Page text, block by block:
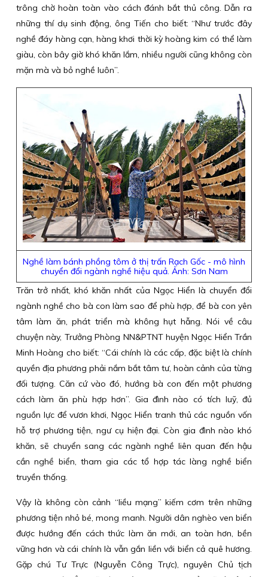
trông chờ hoàn toàn vào cách đánh bắt thủ công. Dẫn ra
những thí dụ sinh động, ông Tiến cho biết: “Như trước đây
nghề đáy hàng cạn, hàng khơi thời kỳ hoàng kim có thể làm
giàu, còn bây giờ khó khăn lắm, nhiều người cũng không còn
mặn mà và bỏ nghề luôn”.
Nghề làm bánh phồng tôm ở thị trấn Rạch Gốc - mô hình
chuyển đổi ngành nghề hiệu quả. Ảnh: Sơn Nam
Trăn trở nhất, khó khăn nhất của Ngọc Hiển là chuyển đổi
ngành nghề cho bà con làm sao để phù hợp, để bà con yên
tâm làm ăn, phát triển mà không hụt hẫng. Nói về câu
chuyện này, Trưởng Phòng NN&PTNT huyện Ngọc Hiển Trần
Minh Hoàng cho biết: “Cái chính là các cấp, đặc biệt là chính
quyền địa phương phải nắm bắt tâm tư, hoàn cảnh của từng
đối tượng. Căn cứ vào đó, hướng bà con đến một phương
cách làm ăn phù hợp hơn”. Gia đình nào có tích luỹ, đủ
nguồn lực để vươn khơi, Ngọc Hiển tranh thủ các nguồn vốn
hỗ trợ phương tiện, ngư cụ hiện đại. Còn gia đình nào khó
khăn, sẽ chuyển sang các ngành nghề liên quan đến hậu
cần nghề biển, tham gia các tổ hợp tác làng nghề biển
truyền thống.
Vậy là không còn cảnh “liều mạng” kiếm cơm trên những
phương tiện nhỏ bé, mong manh. Người dân nghèo ven biển
được hướng đến cách thức làm ăn mới, an toàn hơn, bền
vững hơn và cái chính là vẫn gắn liền với biển cả quê hương.
Gặp chú Tư Trực (Nguyễn Công Trực), nguyên Chủ tịch